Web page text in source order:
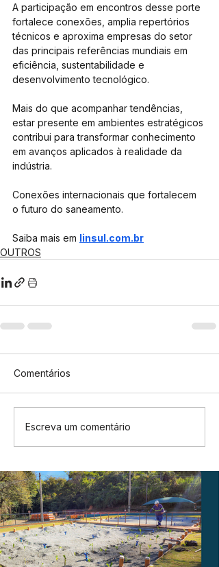
A participação em encontros desse porte
fortalece conexões, amplia repertórios
técnicos e aproxima empresas do setor
das principais referências mundiais em
eficiência, sustentabilidade e
desenvolvimento tecnológico.
Mais do que acompanhar tendências,
estar presente em ambientes estratégicos
contribui para transformar conhecimento
em avanços aplicados à realidade da
indústria.
Conexões internacionais que fortalecem
o futuro do saneamento.
Saiba mais em linsul.com.br
OUTROS
Comentários
Escreva um comentário